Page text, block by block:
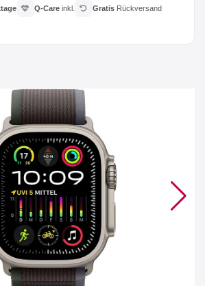
Q-Careinkl. GratisRückversand